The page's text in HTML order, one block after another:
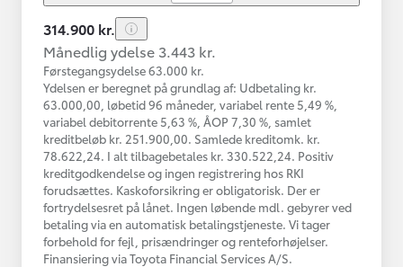
314.900 kr.
Månedlig ydelse 3.443 kr.
Førstegangsydelse 63.000 kr.
Ydelsen er beregnet på grundlag af: Udbetaling kr.
63.000,00, løbetid 96 måneder, variabel rente 5,49 %,
variabel debitorrente 5,63 %, ÅOP 7,30 %, samlet
kreditbeløb kr. 251.900,00. Samlede kreditomk. kr.
78.622,24. I alt tilbagebetales kr. 330.522,24. Positiv
kreditgodkendelse og ingen registrering hos RKI
forudsættes. Kaskoforsikring er obligatorisk. Der er
fortrydelsesret på lånet. Ingen løbende mdl. gebyrer ved
betaling via en automatisk betalingstjeneste. Vi tager
forbehold for fejl, prisændringer og renteforhøjelser.
Finansiering via Toyota Financial Services A/S.